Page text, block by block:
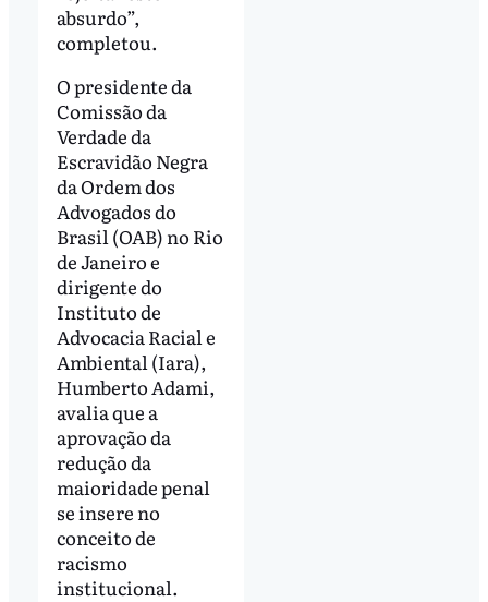
absurdo”,
completou.
O presidente da
Comissão da
Verdade da
Escravidão Negra
da Ordem dos
Advogados do
Brasil (OAB) no Rio
de Janeiro e
dirigente do
Instituto de
Advocacia Racial e
Ambiental (Iara),
Humberto Adami,
avalia que a
aprovação da
redução da
maioridade penal
se insere no
conceito de
racismo
institucional.